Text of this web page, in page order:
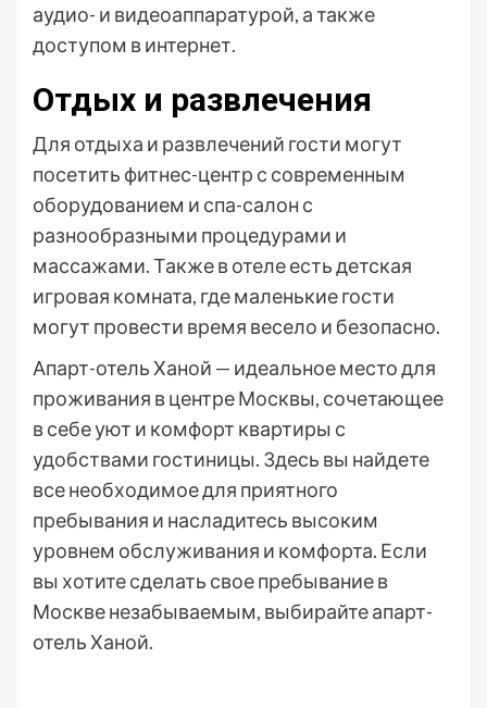
аудио- и видеоаппаратурой, а также
доступом в интернет.
Отдых и развлечения
Для отдыха и развлечений гости могут
посетить фитнес-центр с современным
оборудованием и спа-салон с
разнообразными процедурами и
массажами. Также в отеле есть детская
игровая комната, где маленькие гости
могут провести время весело и безопасно.
Апарт-отель Ханой — идеальное место для
проживания в центре Москвы, сочетающее
в себе уют и комфорт квартиры с
удобствами гостиницы. Здесь вы найдете
все необходимое для приятного
пребывания и насладитесь высоким
уровнем обслуживания и комфорта. Если
вы хотите сделать свое пребывание в
Москве незабываемым, выбирайте апарт-
отель Ханой.